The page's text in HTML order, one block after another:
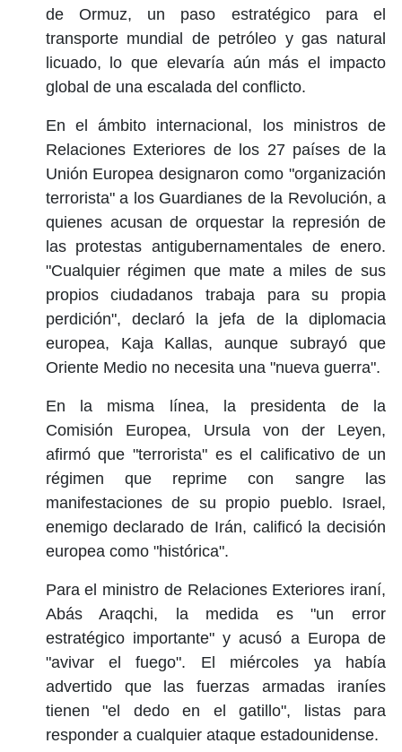
de Ormuz, un paso estratégico para el
transporte mundial de petróleo y gas natural
licuado, lo que elevaría aún más el impacto
global de una escalada del conflicto.
En el ámbito internacional, los ministros de
Relaciones Exteriores de los 27 países de la
Unión Europea designaron como "organización
terrorista" a los Guardianes de la Revolución, a
quienes acusan de orquestar la represión de
las protestas antigubernamentales de enero.
"Cualquier régimen que mate a miles de sus
propios ciudadanos trabaja para su propia
perdición", declaró la jefa de la diplomacia
europea, Kaja Kallas, aunque subrayó que
Oriente Medio no necesita una "nueva guerra".
En la misma línea, la presidenta de la
Comisión Europea, Ursula von der Leyen,
afirmó que "terrorista" es el calificativo de un
régimen que reprime con sangre las
manifestaciones de su propio pueblo. Israel,
enemigo declarado de Irán, calificó la decisión
europea como "histórica".
Para el ministro de Relaciones Exteriores iraní,
Abás Araqchi, la medida es "un error
estratégico importante" y acusó a Europa de
"avivar el fuego". El miércoles ya había
advertido que las fuerzas armadas iraníes
tienen "el dedo en el gatillo", listas para
responder a cualquier ataque estadounidense.